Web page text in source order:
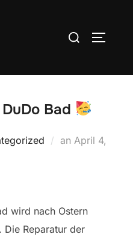
Suchen
Bad
an Veröffentlicht
April 4,
wird nach Ostern
Die Reparatur der